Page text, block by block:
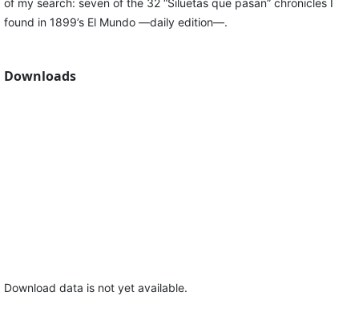
of my search: seven of the 32 “Siluetas que pasan” chronicles I
found in 1899’s El Mundo —daily edition—.
Downloads
Download data is not yet available.